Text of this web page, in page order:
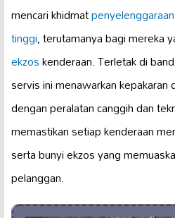
mencari khidmat
tinggi, terutamanya bagi mereka
ekzoskenderaan. Terletak di
servis ini menawarkan
dengan peralatan canggih dan
memastikan setiap kenderaan
serta bunyi ekzos yang
pelanggan.